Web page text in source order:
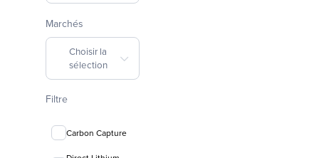
Marchés
Choisir la
sélection
Filtre
Carbon Capture